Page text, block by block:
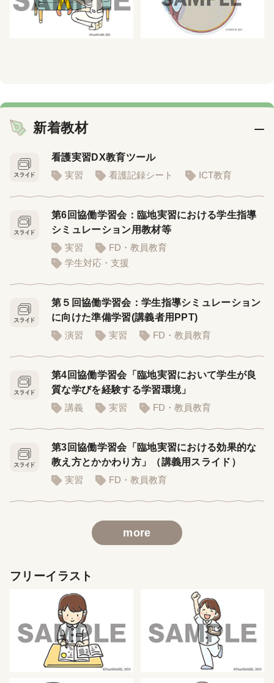
新着教材
看護実習DX教育ツール
実習
看護記録シート ICT教育
第6回協働学習会：臨地実習における学生指導
シミュレーション用教材等
実習
FD・教員教育
学生対応・支援
第５回協働学習会：学生指導シミュレーション
に向けた準備学習(講義者用PPT)
演習
実習 FD・教員教育
第4回協働学習会「臨地実習において学生が良
質な学びを経験する学習環境」
講義
実習 FD・教員教育
第3回協働学習会「臨地実習における効果的な
教え方とかかわり方」（講義用スライド）
実習
FD・教員教育
more
フリーイラスト